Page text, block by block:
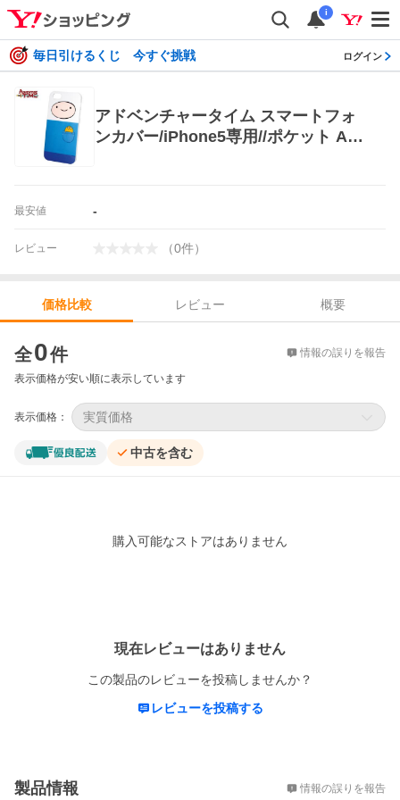
i
毎日引けるくじ 今すぐ挑戦 ログイン
アドベンチャータイム スマートフォ
ンカバー/iPhone5専用//ポケット Adv
最安値 -
レビュー （0件）
価格比較 レビュー
概要
全0件 情報の誤りを報告
表示価格が安い順に表示しています
表示価格： 実質価格
中古を含む
購入可能なストアはありません
現在レビューはありません
この製品のレビューを投稿しませんか？
レビューを投稿する
製品情報 情報の誤りを報告